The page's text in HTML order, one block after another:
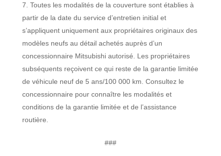
Toutes les modalités de la couverture sont établies à
partir de la date du service d’entretien initial et
s’appliquent uniquement aux propriétaires originaux des
modèles neufs au détail achetés auprès d’un
concessionnaire Mitsubishi autorisé. Les propriétaires
subséquents reçoivent ce qui reste de la garantie limitée
de véhicule neuf de 5 ans/100 000 km. Consultez le
concessionnaire pour connaître les modalités et
conditions de la garantie limitée et de l’assistance
routière.
###